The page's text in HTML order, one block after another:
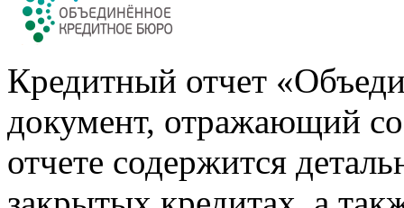
Кредитный отчет
документ, отражающий
отчете содержится